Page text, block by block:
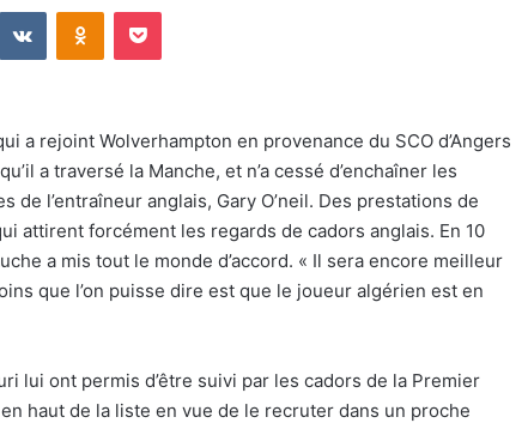
VKontakteOdnoklassniki
Pocket
a rejoint Wolverhampton en provenance du SCO d’Angers
a traversé la Manche, et n’a cessé d’enchaîner les
l’entraîneur anglais, Gary O’neil. Des prestations de
attirent forcément les regards de cadors anglais. En 10
a mis tout le monde d’accord. « Il sera encore meilleur
que l’on puisse dire est que le joueur algérien est en
lui ont permis d’être suivi par les cadors de la Premier
haut de la liste en vue de le recruter dans un proche